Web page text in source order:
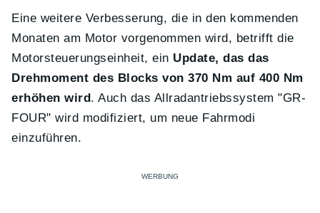
Eine weitere Verbesserung, die in den kommenden
Monaten am Motor vorgenommen wird, betrifft die
Motorsteuerungseinheit, ein Update, das das
Drehmoment des Blocks von 370 Nm auf 400 Nm
erhöhen wird . Auch das Allradantriebssystem "GR-
FOUR" wird modifiziert, um neue Fahrmodi
einzuführen.